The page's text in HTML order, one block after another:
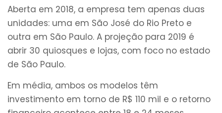
Aberta em 2018, a empresa tem apenas duas
unidades: uma em São José do Rio Preto e
outra em São Paulo. A projeção para 2019 é
abrir 30 quiosques e lojas, com foco no estado
de São Paulo.
Em média, ambos os modelos têm
investimento em torno de R$ 110 mil e o retorno